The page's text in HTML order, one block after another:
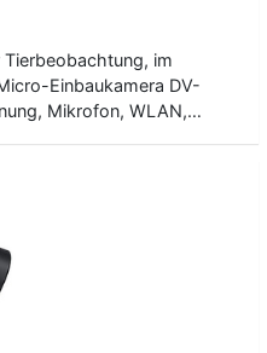
im
Einbaukamera DV-
Mikrofon, WLAN,…